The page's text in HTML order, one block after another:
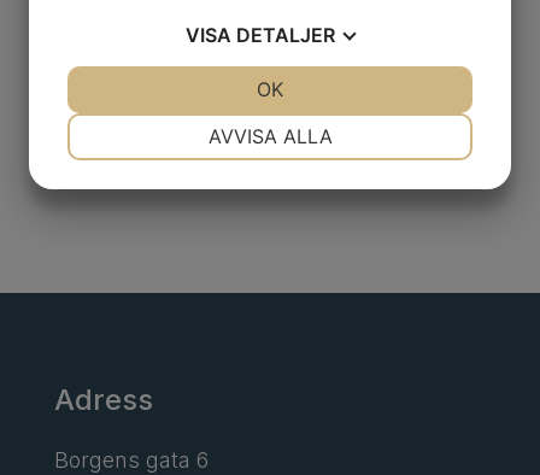
Adress
Borgens gata 6
VISA DETALJER
AVVISA ALLA
OK